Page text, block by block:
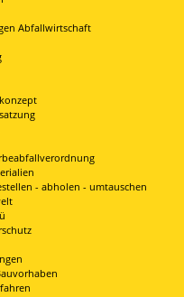
Abfallwirtschaft
- abholen - umtauschen